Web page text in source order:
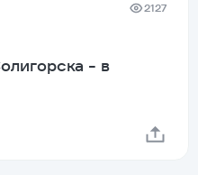
2127
- в